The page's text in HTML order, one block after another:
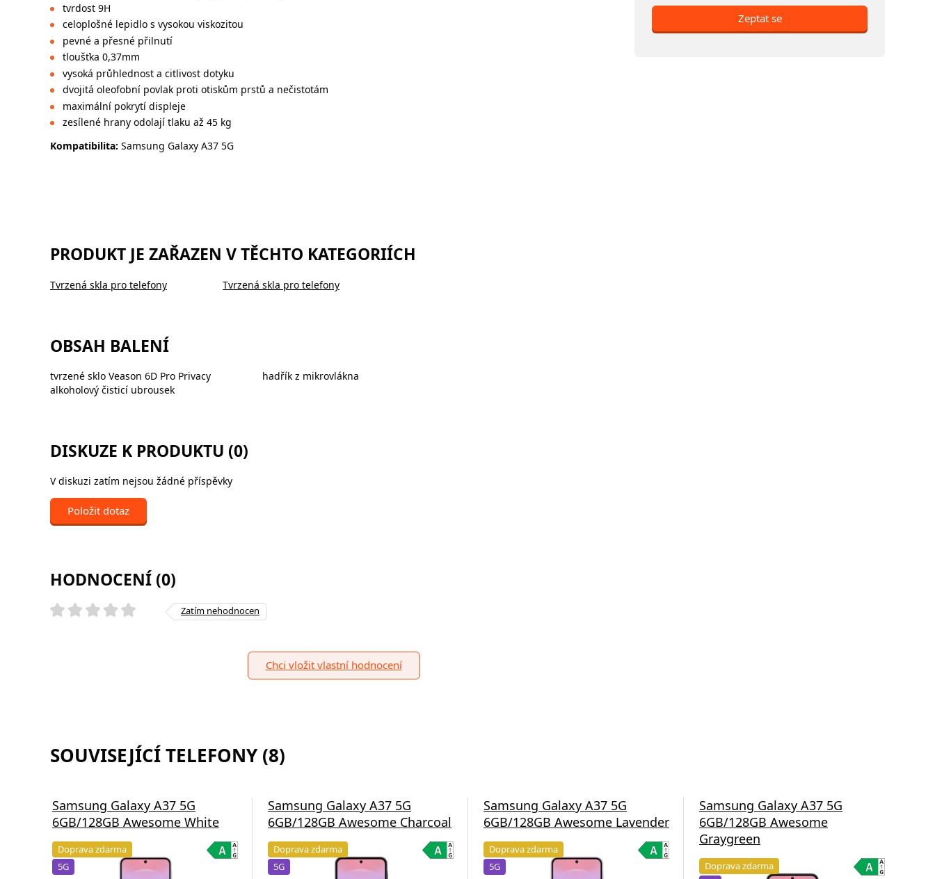
tvrdost 9H
celoplošné lepidlo s vysokou viskozitou
pevné a přesné přilnutí
tloušťka 0,37mm
vysoká průhlednost a citlivost dotyku
dvojitá oleofobní povlak proti otiskům prstů a nečistotám
maximální pokrytí displeje
zesílené hrany odolají tlaku až 45 kg
Kompatibilita: Samsung Galaxy A37 5G
PRODUKT JE ZAŘAZEN V TĚCHTO KATEGORIÍCH
Tvrzená skla pro telefony Tvrzená skla pro telefony
OBSAH BALENÍ
tvrzené sklo Veason 6D Pro Privacy
alkoholový čisticí ubrousek
hadřík z mikrovlákna
DISKUZE K PRODUKTU (0)
V diskuzi zatím nejsou žádné příspěvky
Položit dotaz
HODNOCENÍ (0)
Zatím nehodnocen
Chci vložit vlastní hodnocení
Zeptat se
SOUVISEJÍCÍ TELEFONY (8)
Samsung Galaxy A37 5G
6GB/128GB Awesome White
Doprava zdarma
5G
Samsung Galaxy A37 5G
6GB/128GB Awesome Charcoal
Doprava zdarma
5G
Samsung Galaxy A37 5G
6GB/128GB Awesome Lavender
Doprava zdarma
5G
Samsung Galaxy A37 5G
6GB/128GB Awesome
Graygreen
Doprava zdarma